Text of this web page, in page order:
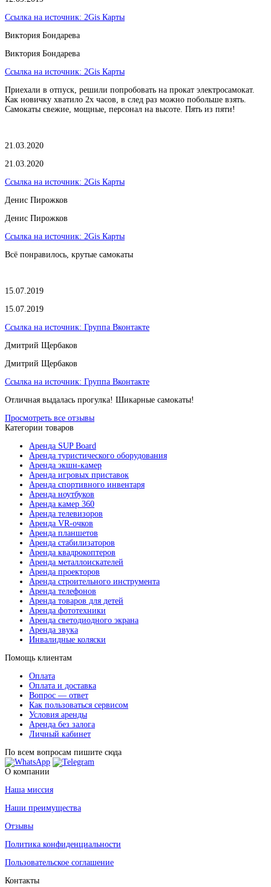
Ссылка на источник: 2Gis Карты
Виктория Бондарева
Виктория Бондарева
Ссылка на источник: 2Gis Карты
Приехали в отпуск, решили попробовать на прокат электросамокат.
Как новичку хватило 2х часов, в след раз можно побольше взять.
Самокаты свежие, мощные, персонал на высоте. Пять из пяти!
21.03.2020
21.03.2020
Ссылка на источник: 2Gis Карты
​Денис Пирожков
​Денис Пирожков
Ссылка на источник: 2Gis Карты
Всё понравилось, крутые самокаты
15.07.2019
15.07.2019
Ссылка на источник: Группа Вконтакте
Дмитрий Щербаков
Дмитрий Щербаков
Ссылка на источник: Группа Вконтакте
Отличная выдалась прогулка! Шикарные самокаты!
Просмотреть все отзывы
Категории товаров
Аренда SUP Board
Аренда туристического оборудования
Аренда экшн-камер
Аренда игровых приставок
Аренда спортивного инвентаря
Аренда ноутбуков
Аренда камер 360
Аренда телевизоров
Аренда VR-очков
Аренда планшетов
Аренда стабилизаторов
Аренда квадрокоптеров
Аренда металлоискателей
Аренда проекторов
Аренда строительного инструмента
Аренда телефонов
Аренда товаров для детей
Аренда фототехники
Аренда светодиодного экрана
Аренда звука
Инвалидные коляски
Помощь клиентам
Оплата
Оплата и доставка
Вопрос — ответ
Как пользоваться сервисом
Условия аренды
Аренда без залога
Личный кабинет
По всем вопросам пишите сюда
О компании
Наша миссия
Наши преимущества
Отзывы
Политика конфиденциальности
Пользовательское соглашение
Контакты